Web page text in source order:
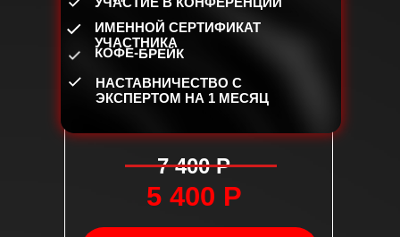
ЗАНЯТЬ МЕСТО!
7 400 Р
5 400 Р
ИМЕННОЙ СЕРТИФИКАТ
УЧАСТНИКА
КОФЕ-БРЕЙК
НАСТАВНИЧЕСТВО С
ЭКСПЕРТОМ НА 1 МЕСЯЦ